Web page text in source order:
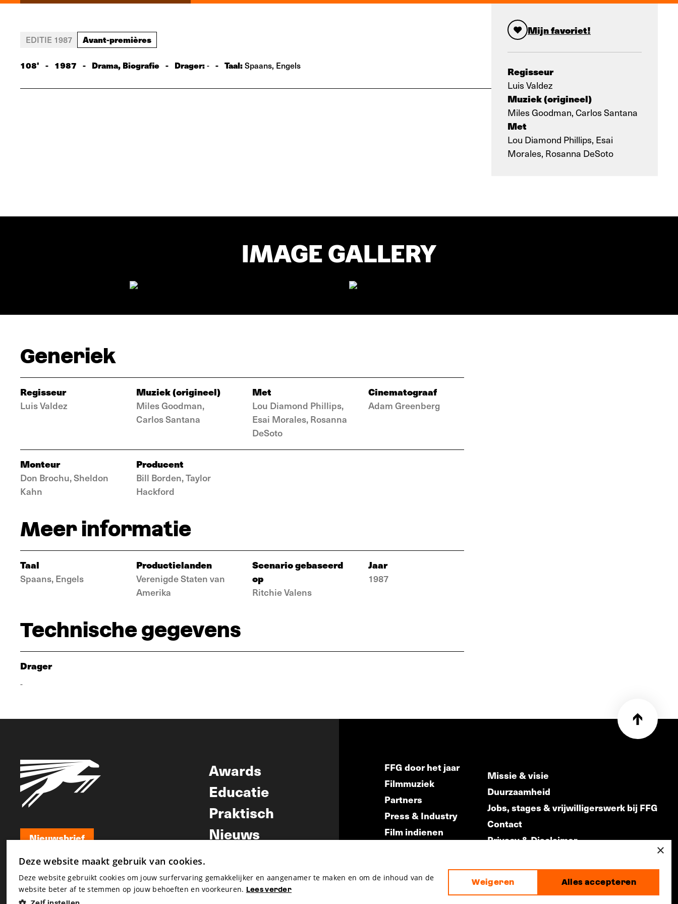
Mijn favoriet!
Regisseur
Luis Valdez
Muziek (origineel)
Miles Goodman, Carlos Santana
Met
Lou Diamond Phillips, Esai
Morales, Rosanna DeSoto
EDITIE 1987 Avant-premières
108' - 1987 - Drama, Biografie - Drager:- - Taal:Spaans, Engels
IMAGE GALLERY
Generiek
Regisseur
Luis Valdez
Muziek (origineel)
Miles Goodman,
Carlos Santana
Met
Lou Diamond Phillips,
Esai Morales, Rosanna
DeSoto
Cinematograaf
Adam Greenberg
Monteur
Don Brochu, Sheldon
Kahn
Producent
Bill Borden, Taylor
Hackford
Meer informatie
Taal
Spaans, Engels
Productielanden
Verenigde Staten van
Amerika
Scenario gebaseerd
op
Ritchie Valens
Jaar
1987
Technische gegevens
Drager
-
Nieuwsbrief
Nieuwsbrief
Awards
Educatie
Praktisch
Nieuws
FFG door het jaar
Filmmuziek
Partners
Press & Industry
Film indienen
Missie & visie
Duurzaamheid
Jobs, stages & vrijwilligerswerk bij FFG
Contact
Privacy & Disclaimer
made by
×
Deze website maakt gebruik van cookies.
Deze website gebruikt cookies om jouw surfervaring gemakkelijker en aangenamer te maken en om de inhoud van de
website beter af te stemmen op jouw behoeften en voorkeuren. Lees verder
Alles accepteren
Weigeren